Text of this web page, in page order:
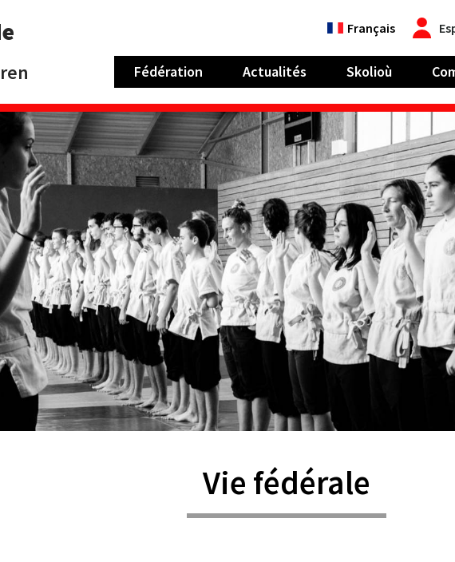
Français
Fédération Actualités Skolioù
Vie fédérale